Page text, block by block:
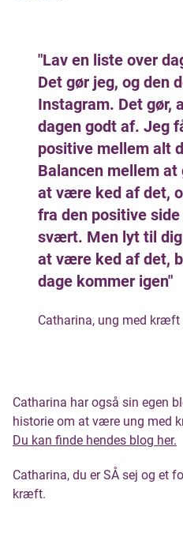
"Lav en liste over
Det gør jeg, og den
Instagram. Det gør,
dagen godt af. Jeg
positive mellem alt
Balancen mellem
at være ked af det,
fra den positive
svært. Men lyt til dig
at være ked af det,
dage kommer igen"
Catharina, ung med kræft
Catharina har også sin egen
historie om at være ung med
Du kan finde hendes blog her.
Catharina, du er SÅ sej og et
kræft.